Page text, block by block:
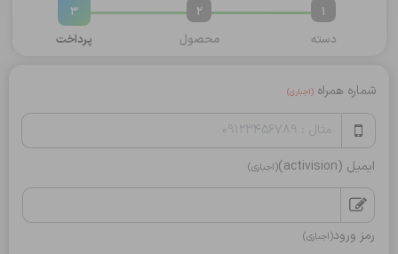
1
دسته
2
محصول
3
پرداخت
شماره همراه(اجباری)
ایمیل (activision) (اجباری)
رمز ورود(اجباری)